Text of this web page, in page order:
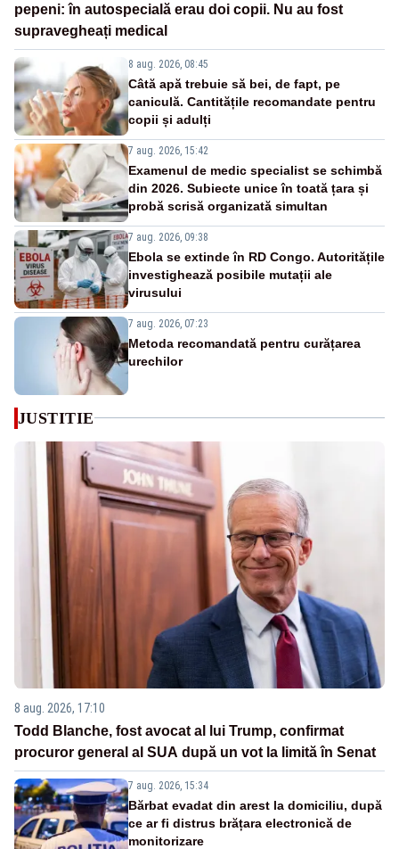
pepeni: în autospecială erau doi copii. Nu au fost
supravegheați medical
8 aug. 2026, 08:45
Câtă apă trebuie să bei, de fapt, pe
caniculă. Cantitățile recomandate pentru
copii și adulți
7 aug. 2026, 15:42
Examenul de medic specialist se schimbă
din 2026. Subiecte unice în toată țara și
probă scrisă organizată simultan
7 aug. 2026, 09:38
Ebola se extinde în RD Congo. Autoritățile
investighează posibile mutații ale
virusului
7 aug. 2026, 07:23
Metoda recomandată pentru curățarea
urechilor
JUSTITIE
8 aug. 2026, 17:10
Todd Blanche, fost avocat al lui Trump, confirmat
procuror general al SUA după un vot la limită în Senat
7 aug. 2026, 15:34
Bărbat evadat din arest la domiciliu, după
ce ar fi distrus brățara electronică de
monitorizare